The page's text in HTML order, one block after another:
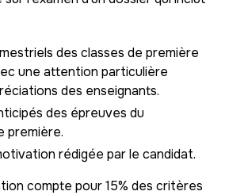
des classes de première
une attention particulière
des enseignants.
des épreuves du
première.
rédigée par le candidat.
compte pour 15% des critères